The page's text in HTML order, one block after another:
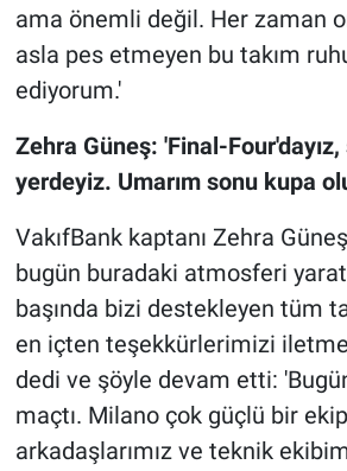
ama önemli değil. Her zaman
asla pes etmeyen bu takım
ediyorum.'
Zehra Güneş: 'Final-
yerdeyiz. Umarım sonu kupa
VakıfBank kaptanı Zehra
bugün buradaki atmosferi
başında bizi destekleyen tüm
en içten teşekkürlerimizi
dedi ve şöyle devam etti:
maçtı. Milano çok güçlü bir
arkadaşlarımız ve teknik